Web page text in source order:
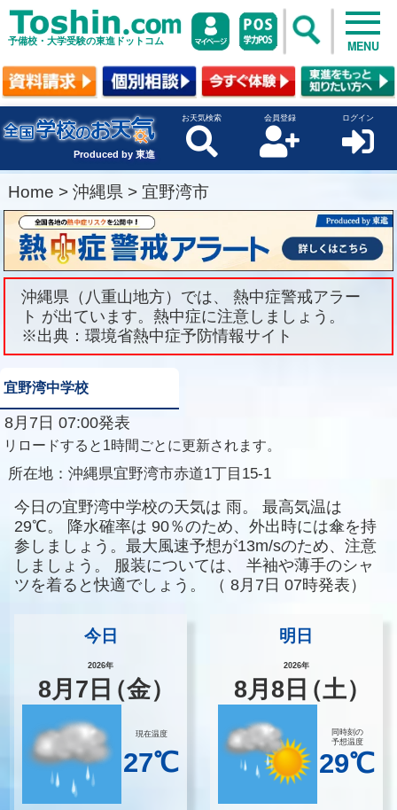
予備校・大学受験の東進ドットコム MENU
Produced by 東進
お天気検索 会員登録 ログイン
Home > 沖縄県 > 宜野湾市
沖縄県（八重山地方）では、 熱中症警戒アラー
ト が出ています。熱中症に注意しましょう。
※出典：環境省熱中症予防情報サイト
宜野湾中学校
8月7日 07:00発表
リロードすると1時間ごとに更新されます。
所在地： 沖縄県宜野湾市赤道1丁目15-1
今日の宜野湾中学校の天気は 雨。
最高気温は
29℃。
降水確率は 90％のため、外出時には傘を持
参しましょう。最大風速予想が13m/sのため、注意
しましょう。
服装については、
半袖や薄手のシャ
ツを着ると快適でしょう。
（ 8月7日 07時発表）
今日
2026年
8月 7 日（金）
現在温度
27℃
明日
2026年
8月8 日（土）
同時刻の
予想温度
29℃